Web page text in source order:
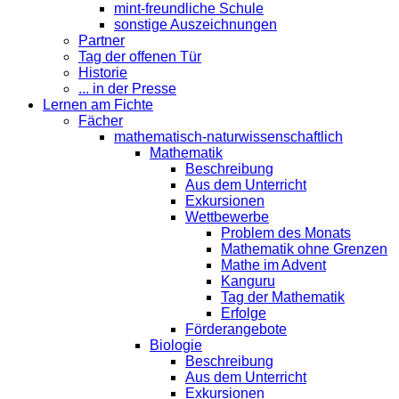
mint-freundliche Schule
sonstige Auszeichnungen
Partner
Tag der offenen Tür
Historie
... in der Presse
Lernen am Fichte
Fächer
mathematisch-naturwissenschaftlich
Mathematik
Beschreibung
Aus dem Unterricht
Exkursionen
Wettbewerbe
Problem des Monats
Mathematik ohne Grenzen
Mathe im Advent
Kanguru
Tag der Mathematik
Erfolge
Förderangebote
Biologie
Beschreibung
Aus dem Unterricht
Exkursionen